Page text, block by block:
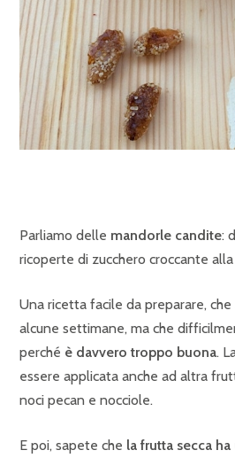
Parliamo delle mandorle candite:
ricoperte di zucchero croccante
Una ricetta facile da preparare,
alcune settimane, ma che
perché è davvero troppo buona.
essere applicata anche ad altra
noci pecan e nocciole.
E poi, sapete che la frutta secca